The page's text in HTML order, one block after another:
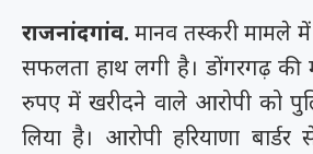
राजनांदगांव. मानव तस्करी मामले
सफलता हाथ लगी है। डोंगरगढ़ की
रुपए में खरीदने वाले आरोपी को
लिया है। आरोपी हरियाणा